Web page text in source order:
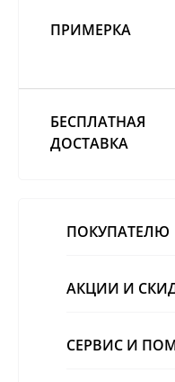
ПРИМЕРКА
БЕСПЛАТНАЯ
ДОСТАВКА
ПОКУПАТЕЛЮ
АКЦИИ И
СЕРВИС И